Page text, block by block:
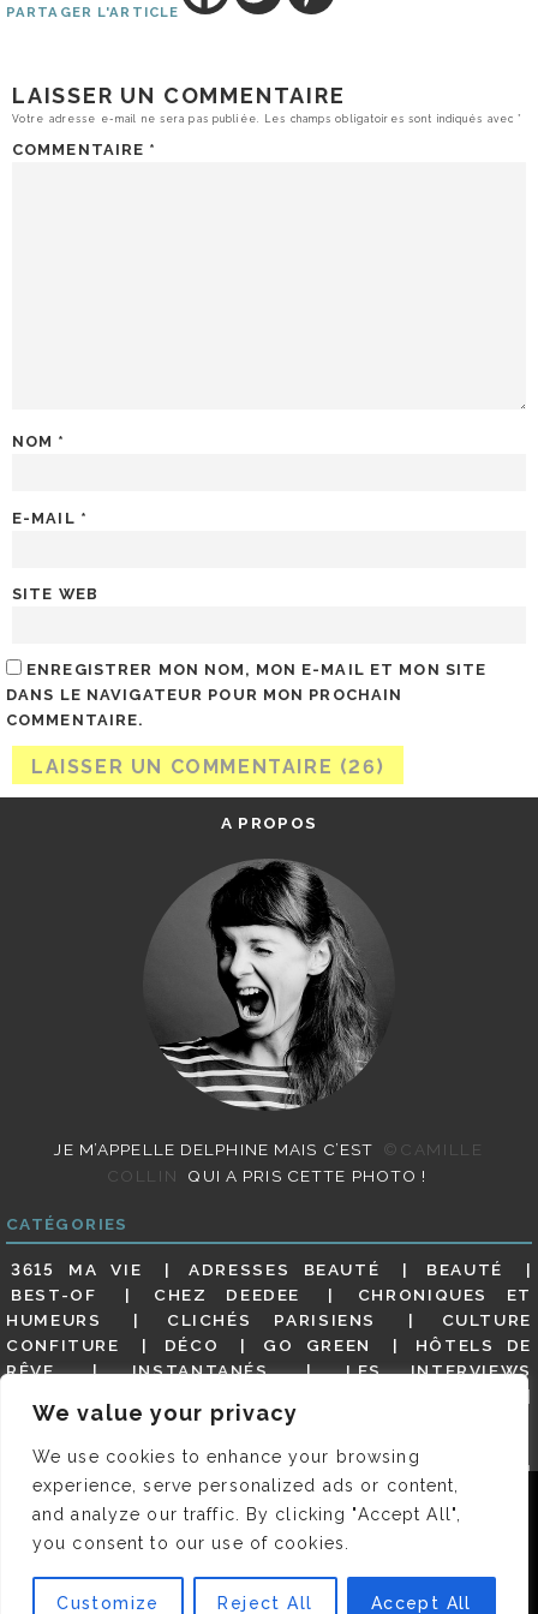
We value your privacy
We use cookies to enhance your browsing
experience, serve personalized ads or content,
and analyze our traffic. By clicking "Accept All",
you consent to our use of cookies.
Customize Reject All Accept All
PARTAGER L'ARTICLE
LAISSER UN COMMENTAIRE
Votre adresse e-mail ne sera pas publiée. Les champs obligatoires sont indiqués avec*
COMMENTAIRE *
NOM *
E-MAIL *
SITE WEB
ENREGISTRER MON NOM, MON E-MAIL ET MON SITE
DANS LE NAVIGATEUR POUR MON PROCHAIN
COMMENTAIRE.
A PROPOS
JE M’APPELLE DELPHINE MAIS C’EST
©CAMILLE
COLLIN
QUI A PRIS CETTE PHOTO !
CATÉGORIES
3615 MA VIE ADRESSES BEAUTÉ
BEAUTÉ
BEST-OF
CHEZ DEEDEE
CHRONIQUES ET
HUMEURS
CLICHÉS PARISIENS
CULTURE
CONFITURE
DÉCO GO GREEN
HÔTELS DE
RÊVE
INSTANTANÉS
LES INTERVIEWS
MES ADRESSES
MODE
(BUT GOODIES)
PAR ICI LE MAGOT !
PARIS EN PHOTOS
RESTAURANTS
REVUE DE PRESSE DÉTAILLÉE, SIOU PLAIT
SALONS
DE THÉ
SHOPPING VIDÉOS
VITE ! UN RESTO
VOYAGES VOYAGES
© 2026 DEEDEE | TOUS DROITS RÉSERVÉS. DESIGNED BY
Nous utilisons des cookies pour vous garantir la meilleure
expérience sur notre site. Si vous continuez à utiliser ce
dernier, nous considérerons que vous acceptez l'utilisation des
cookies.